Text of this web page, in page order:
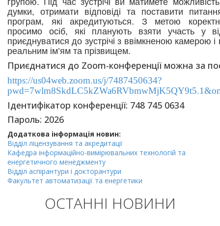
групою. Під час зустрічі ви матимете
думки, отримати відповіді та поставити
програм, які акредитуються. З метою
просимо осіб, які планують взяти участь у
приєднуватися до зустрічі з ввімкненою камерою
реальним ім’ям та прізвищем.
Приєднатися до Zoom-конференції можна за
https://us04web.zoom.us/j/7487450634?
Ідентифікатор конференції: 748 745 0634
Пароль: 2026
Додаткова інформація новин:
Відділ ліцензування та акредитації
Кафедра інформаційно-вимірювальних технологій та
енергетичного менеджменту
Відділ аспірантури і докторантури
Факультет автоматизації та енергетики
ОСТАННІ НОВИНИ